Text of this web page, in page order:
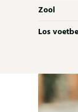
Zool
Los